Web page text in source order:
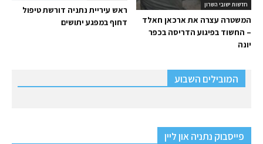
ראש עיריית נתניה דורשת טיפול
דחוף במפגע יתושים
חדשות ישובי השרון
המשטרה עצרה את ארכאן חאלד
– החשוד בפיגוע הדריסה בכפר
יונה
המובילים השבוע
פייסבוק נתניה און ליין